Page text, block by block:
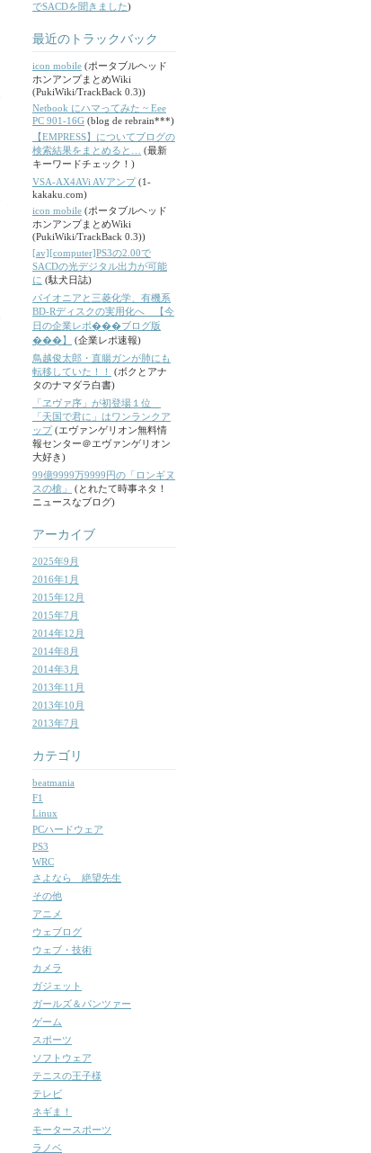
でSACDを聞きました)
最近のトラックバック
icon mobile (ポータブルヘッド
ホンアンプまとめWiki
(PukiWiki/TrackBack 0.3))
Netbook にハマってみた ~ Eee
PC 901-16G (blog de rebrain***)
【EMPRESS】についてブログの
検索結果をまとめると…
(最新
キーワードチェック！)
VSA-AX4AVi AVアンプ (1-
kakaku.com)
icon mobile (ポータブルヘッド
ホンアンプまとめWiki
(PukiWiki/TrackBack 0.3))
[av][computer]PS3の2.00で
SACDの光デジタル出力が可能
に (駄犬日誌)
パイオニアと三菱化学、有機系
BD-Rディスクの実用化へ 【今
日の企業レポ���ブログ版
���】
(企業レポ速報)
鳥越俊太郎・直腸ガンが肺にも
転移していた！！
(ボクとアナ
タのナマダラ白書)
「ヱヴァ序」が初登場１位
「天国で君に」はワンランクア
ップ (エヴァンゲリオン無料情
報センター＠エヴァンゲリオン
大好き)
99億9999万9999円の「ロンギヌ
スの槍」
(とれたて時事ネタ！
ニュースなブログ)
アーカイブ
2025年9月
2016年1月
2015年12月
2015年7月
2014年12月
2014年8月
2014年3月
2013年11月
2013年10月
2013年7月
カテゴリ
beatmania
F1
Linux
PCハードウェア
PS3
WRC
さよなら 絶望先生
その他
アニメ
ウェブログ
ウェブ・技術
カメラ
ガジェット
ガールズ＆パンツァー
ゲーム
スポーツ
ソフトウェア
テニスの王子様
テレビ
ネギま！
モータースポーツ
ラノベ